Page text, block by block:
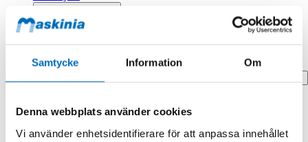
Samtycke Information Om
Denna webbplats använder cookies
Vi använder enhetsidentifierare för att anpassa innehållet
Profilprodukter
Search
Hem
Valve Pressure Relie